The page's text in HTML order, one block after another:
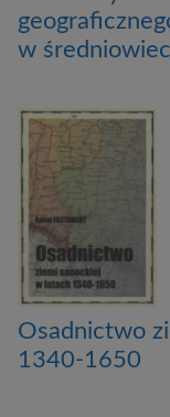
w
Osadnictwo
1340-1650